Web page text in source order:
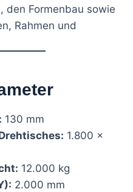
den Formenbau sowie
Rahmen und
130 mm
1.800 ×
12.000 kg
2.000 mm